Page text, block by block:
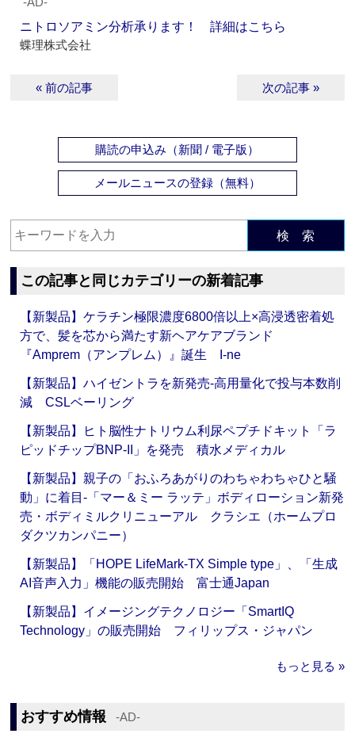
ニトロソアミン分析承ります！ 詳細はこちら
蝶理株式会社
« 前の記事 次の記事 »
購読の申込み（新聞 / 電子版）
メールニュースの登録（無料）
検 索
この記事と同じカテゴリーの新着記事
【新製品】ケラチン極限濃度6800倍以上×高浸透密着処
方で、髪を芯から満たす新ヘアケアブランド
『Amprem（アンプレム）』誕生 I-ne
【新製品】ハイゼントラを新発売‐高用量化で投与本数削
減 CSLベーリング
【新製品】ヒト脳性ナトリウム利尿ペプチドキット「ラ
ピッドチップBNP-II」を発売 積水メディカル
【新製品】親子の「おふろあがりのわちゃわちゃひと騒
動」に着目‐「マー＆ミー ラッテ」ボディローション新発
売・ボディミルクリニューアル クラシエ（ホームプロ
ダクツカンパニー）
【新製品】「HOPE LifeMark-TX Simple type」、「生成
AI音声入力」機能の販売開始 富士通Japan
【新製品】イメージングテクノロジー「SmartIQ
Technology」の販売開始 フィリップス・ジャパン
もっと見る »
おすすめ情報 ‐AD‐